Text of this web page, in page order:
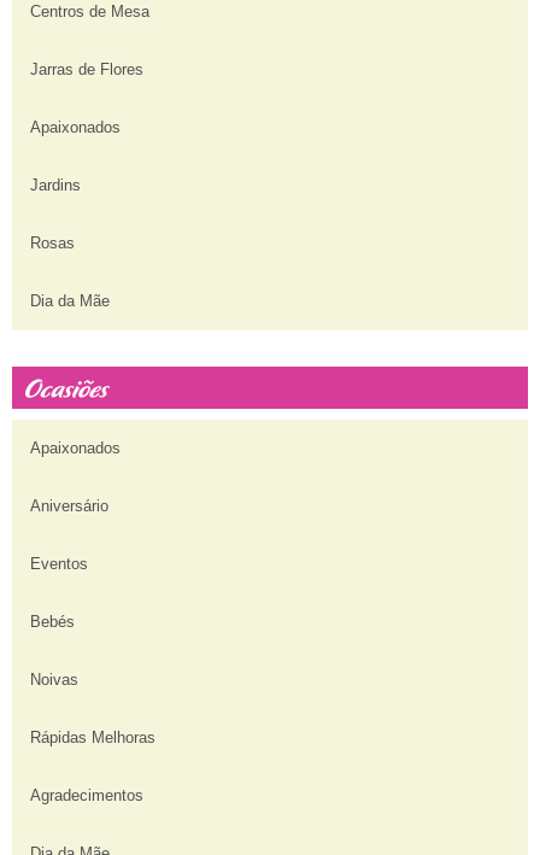
Centros de Mesa
Jarras de Flores
Apaixonados
Jardins
Rosas
Dia da Mãe
Apaixonados
Aniversário
Eventos
Bebés
Noivas
Rápidas Melhoras
Agradecimentos